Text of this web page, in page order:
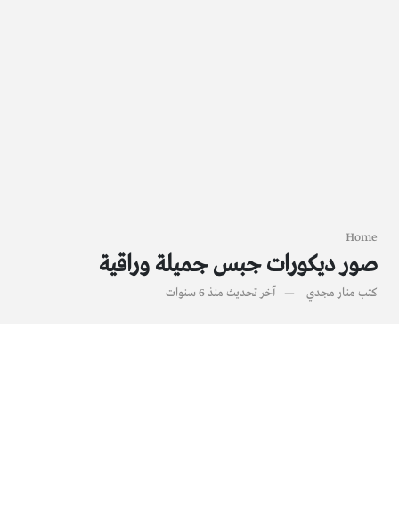
Home
صور ديكورات جبس جميلة وراقية
كتب منار مجدي آخر تحديث منذ 6 سنوات